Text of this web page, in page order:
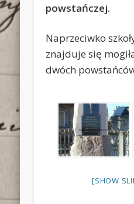
powstańczej.
Naprzeciwko
znajduje się
dwóch
[SHOW